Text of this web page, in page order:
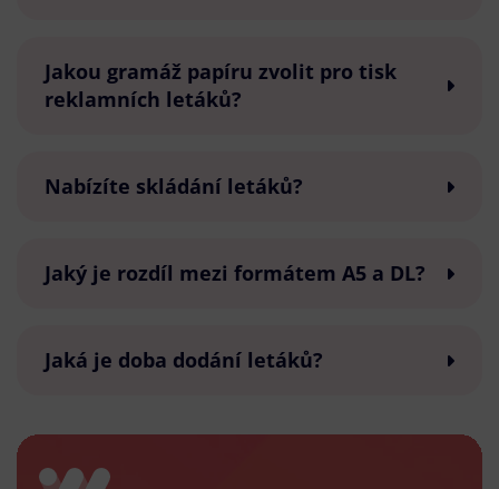
Jakou gramáž papíru zvolit pro tisk
reklamních letáků?
Nabízíte skládání letáků?
Jaký je rozdíl mezi formátem A5 a DL?
Jaká je doba dodání letáků?